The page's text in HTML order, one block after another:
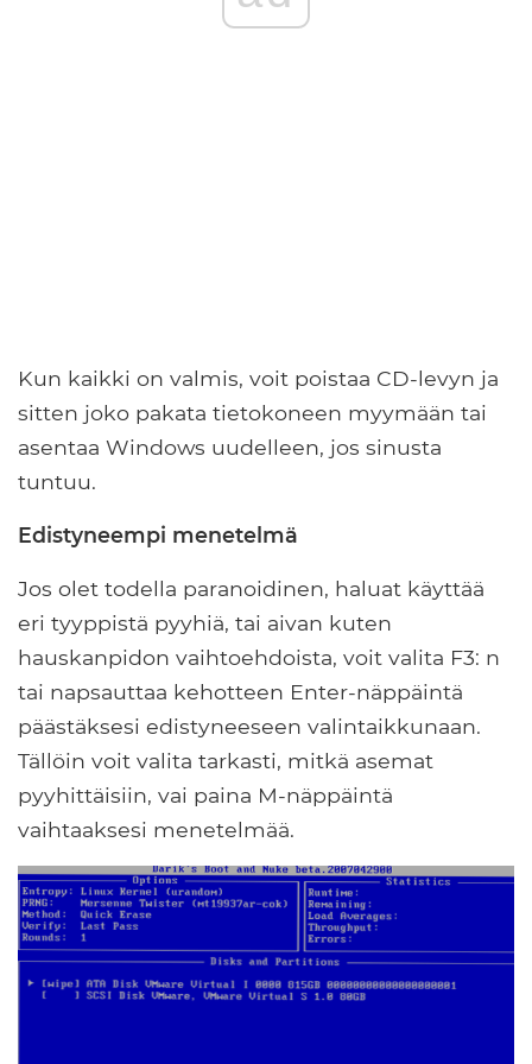
Kun kaikki on valmis, voit poistaa CD-levyn ja
sitten joko pakata tietokoneen myymään tai
asentaa Windows uudelleen, jos sinusta
tuntuu.
Edistyneempi menetelmä
Jos olet todella paranoidinen, haluat käyttää
eri tyyppistä pyyhiä, tai aivan kuten
hauskanpidon vaihtoehdoista, voit valita F3: n
tai napsauttaa kehotteen Enter-näppäintä
päästäksesi edistyneeseen valintaikkunaan.
Tällöin voit valita tarkasti, mitkä asemat
pyyhittäisiin, vai paina M-näppäintä
vaihtaaksesi menetelmää.